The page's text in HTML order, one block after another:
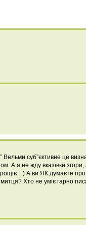
Вельми суб”єктивне це
А я не жду вказівки
А ви ЯК думаєте про
митця? Хто не уміє гарно